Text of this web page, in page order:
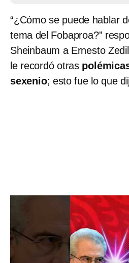
“¿Cómo se puede hablar
tema del Fobaproa?”
Sheinbaum a Ernesto
le recordó otras
sexenio; esto fue lo que